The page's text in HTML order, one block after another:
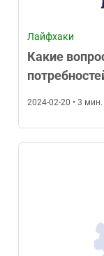
Лайфхаки
Какие
2024-02-20 • 3